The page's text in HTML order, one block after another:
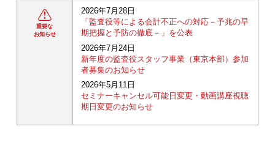
重要な
お知らせ
2026年7月28日
「監査役等による会計不正への対応－予兆の早
期把握と予防の徹底－」を公表
2026年7月24日
新年度の監査役スタッフ事業（東京本部）参加
者募集のお知らせ
2026年5月11日
セミナーキャンセル可能日変更・動画講座視聴
期日変更のお知らせ